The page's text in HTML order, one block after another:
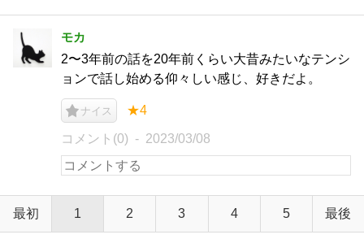
モカ
2〜3年前の話を20年前くらい大昔みたいなテンシ
ョンで話し始める仰々しい感じ、好きだよ。
ナイス ★4
コメント(0) 2023/03/08
最初 1 2 3 4 5 最後